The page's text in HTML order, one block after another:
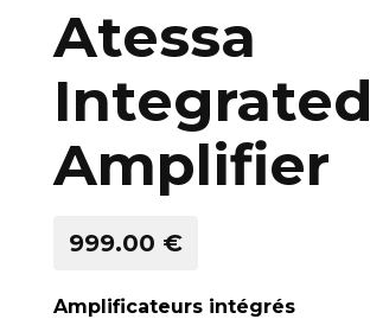
Atessa
Integrated
Amplifier
999.00 €
Amplificateurs intégrés